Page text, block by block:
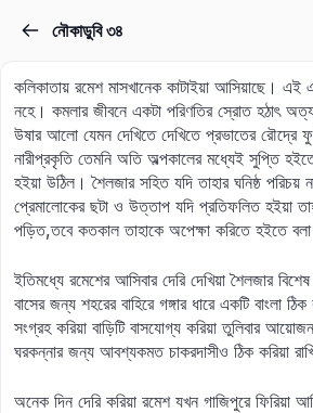
নৌকাডুবি ৩৪
কলিকাতায় রমেশ মাসখানেক কাটাইয়া আসিয়াছে। এই
নহে। কমলার জীবনে একটা পরিণতির স্রোত হঠাৎ
উষার আলো যেমন দেখিতে দেখিতে প্রভাতের রৌদ্রে
নারীপ্রকৃতি তেমনি অতি অল্পকালের মধ্যেই সুপ্তি
হইয়া উঠিল। শৈলজার সহিত যদি তাহার ঘনিষ্ঠ
প্রেমালোকের ছটা ও উত্তাপ যদি প্রতিফলিত হইয়া
পড়িত,তবে কতকাল তাহাকে অপেক্ষা করিতে হইতে বলা
ইতিমধ্যে রমেশের আসিবার দেরি দেখিয়া শৈলজার
বাসের জন্য শহরের বাহিরে গঙ্গার ধারে একটি বাংলা
সংগ্রহ করিয়া বাড়িটি বাসযোগ্য করিয়া তুলিবার
ঘরকন্নার জন্য আবশ্যকমত চাকরদাসীও ঠিক করিয়া
অনেক দিন দেরি করিয়া রমেশ যখন গাজিপুরে ফিরিয়া
Sign in
Don’t have an account?